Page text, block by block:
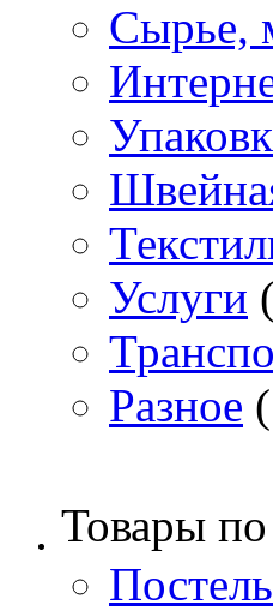
Сырье,
Услуги
Разное
Товары по